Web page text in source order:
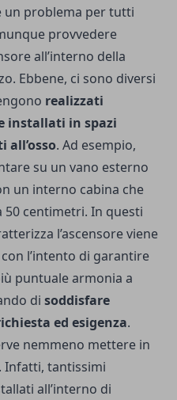
problema per tutti
provvedere
all’interno della
Ebbene, ci sono diversi
realizzati
installati in spazi
. Ad esempio,
su un vano esterno
un interno cabina che
centimetri. In questi
l’ascensore viene
l’intento di garantire
puntuale armonia a
di soddisfare
ed esigenza.
nemmeno mettere in
Infatti, tantissimi
all’interno di